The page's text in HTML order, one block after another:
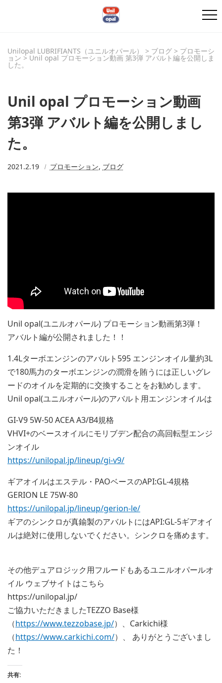
Unilopal LUBRIFIANTS（ユニルオパール） > ブログ > プロモーシ
ョン > Unil opal プロモーション動画 第3弾 アバルト編を公開しま
した。
Unil opal プロモーション動画
第3弾 アバルト編を公開しまし
た。
2021.2.19 プロモーション, ブログ
Unil opal(ユニルオパール) プロモーション動画第3弾！
アバルト編が公開されました！！
1.4Lターボエンジンのアバルト595 エンジンオイル量約3L
で180馬力のターボエンジンの潤滑を賄うには正しいグレ
ードのオイルを定期的に交換することをお勧めします。
Unil opal(ユニルオパール)のアバルト用エンジンオイルは
GI-V9 5W-50 ACEA A3/B4規格
VHVI+のベースオイルにモリブデン配合の高回転型エンジ
ンオイル
https://unilopal.jp/lineup/gi-v9/
ギアオイルはエステル・PAOベースのAPI:GL-4規格
GERION LE 75W-80
https://unilopal.jp/lineup/gerion-le/
ギアのシンクロが真鍮製のアバルトにはAPI:GL-5ギアオイ
ルは絶対に使用しないでください。シンクロを痛めます。
その他デュアロジック用フルードもあるユニルオパールオ
イル ウェブサイトはこちら
https://unilopal.jp/
ご協力いただきましたTEZZO Base様
（https://www.tezzobase.jp/）、Carkichi様
（https://www.carkichi.com/）、 ありがとうございまし
た！
共有: